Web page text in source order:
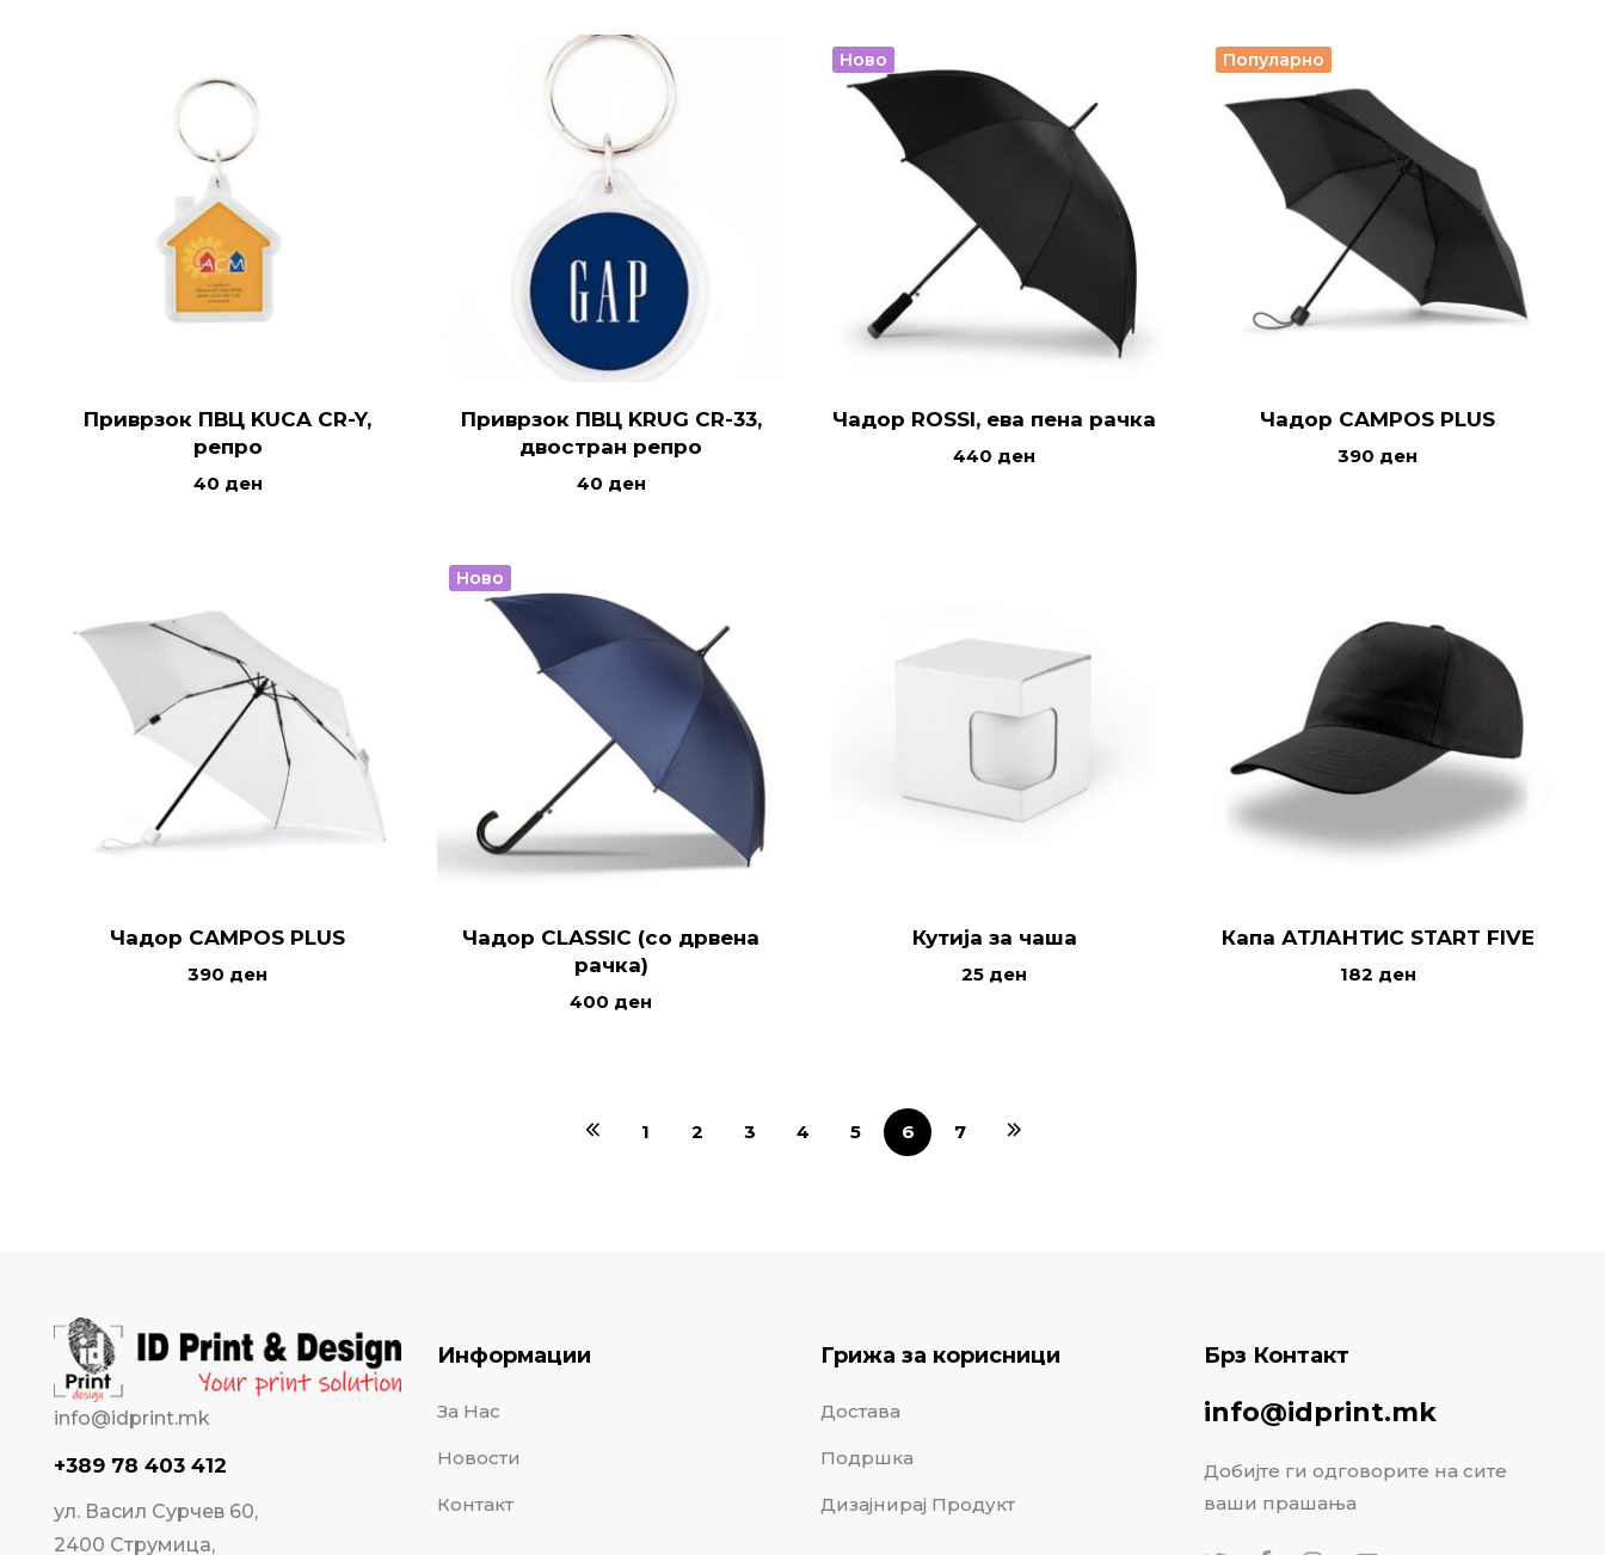
Приврзок ПВЦ KUCA CR-Y,
репро
40 ден
Приврзок ПВЦ KRUG CR-33,
двостран репро
40 ден
Ново
Чадор ROSSI, ева пена рачка
440 ден
Популарно
Чадор CAMPOS PLUS
390 ден
Чадор CAMPOS PLUS
390 ден
Ново
Чадор CLASSIC (со дрвена
рачка)
400 ден
Кутија за чаша
25 ден
Капа АТЛАНТИС START FIVE
182 ден
1 2 3 4 5 6 7
info@idprint.mk
+389 78 403 412
ул. Васил Сурчев 60,
2400 Струмица,
Информации
За Нас
Новости
Контакт
Грижа за корисници
Достава
Подршка
Дизајнирај Продукт
Брз Контакт
info@idprint.mk
Добијте ги одговорите на сите
ваши прашања